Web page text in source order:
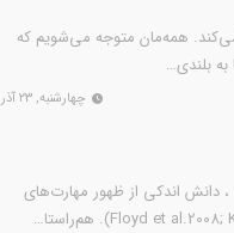
نمی‌کند. همه‌مان متوجه می‌شویم که
به بلندی…
چهارشنبه, ۲۳ آذر
دانش اندکی از ظهور مهارت‌های